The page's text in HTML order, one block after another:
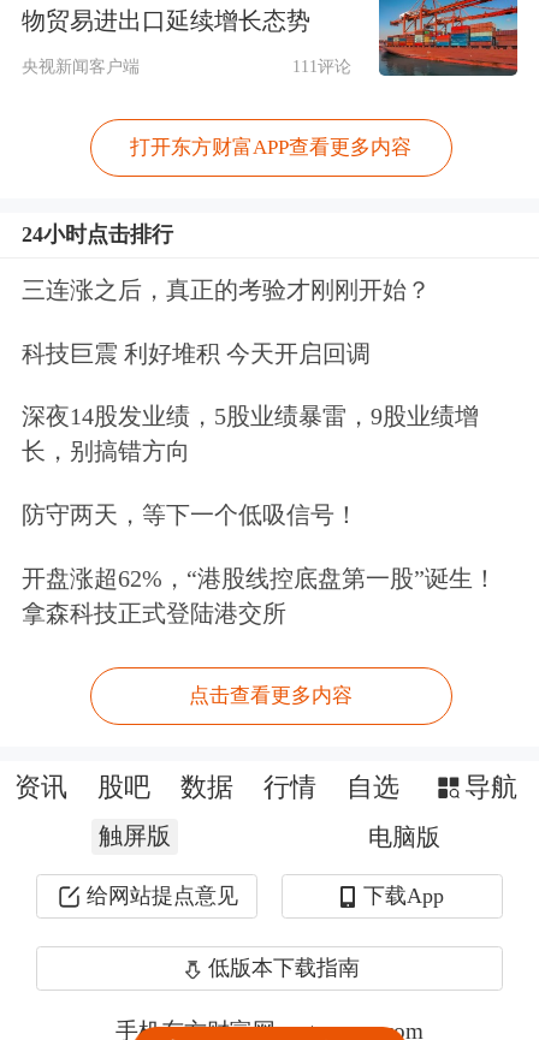
物贸易进出口延续增长态势
央视新闻客户端 111评论
打开东方财富APP查看更多内容
24小时点击排行
三连涨之后，真正的考验才刚刚开始？
科技巨震 利好堆积 今天开启回调
深夜14股发业绩，5股业绩暴雷，9股业绩增
长，别搞错方向
防守两天，等下一个低吸信号！
开盘涨超62%，“港股线控底盘第一股”诞生！
拿森科技正式登陆港交所
点击查看更多内容
资讯 股吧 数据 行情 自选 导航
触屏版 电脑版
给网站提点意见 下载App
低版本下载指南
手机东方财富网 eastmoney.com